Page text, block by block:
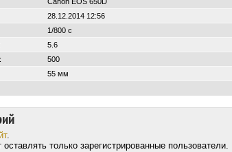
28.12.2014 12:56
1/800 с
5.6
500
55 мм
.
только зарегистрированные пользователи.